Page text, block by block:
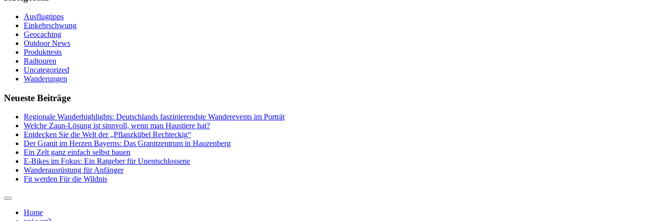
Ausflugtipps
Einkehrschwung
Geocaching
Outdoor News
Produkttests
Radtouren
Uncategorized
Wanderungen
Neueste Beiträge
Regionale Wanderhighlights: Deutschlands faszinierendste Wanderevents im Porträt
Welche Zaun-Lösung ist sinnvoll, wenn man Haustiere hat?
Entdecken Sie die Welt der „Pflanzkübel Rechteckig“
Der Granit im Herzen Bayerns: Das Granitzentrum in Hauzenberg
Ein Zelt ganz einfach selbst bauen
E-Bikes im Fokus: Ein Ratgeber für Unentschlossene
Wanderausrüstung für Anfänger
Fit werden Für die Wildnis
Home